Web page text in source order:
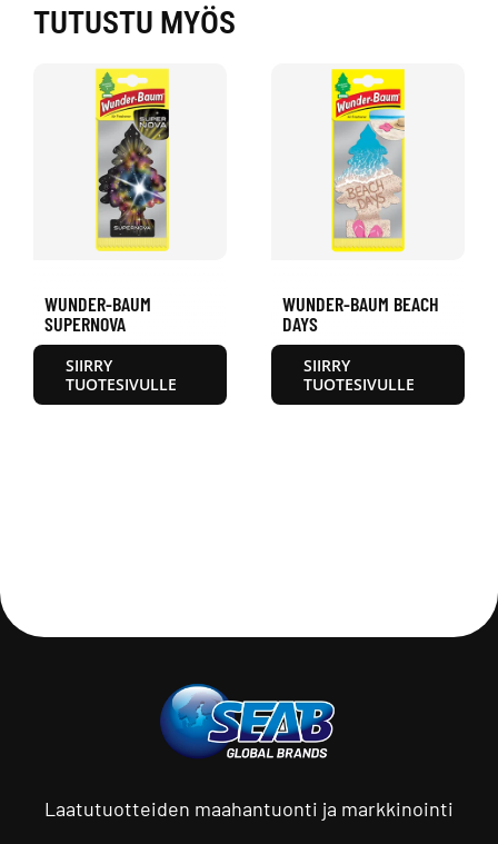
TUTUSTU MYÖS
WUNDER-BAUM
SUPERNOVA
SIIRRY
TUOTESIVULLE
WUNDER-BAUM BEACH
DAYS
SIIRRY
TUOTESIVULLE
Laatutuotteiden maahantuonti ja markkinointi